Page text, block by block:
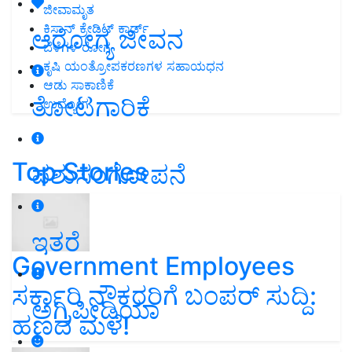
ಆರೋಗ್ಯ ಜೀವನ
ತೋಟಗಾರಿಕೆ
ಪಶುಸಂಗೋಪನೆ
ಇತರೆ
ಅಗ್ರಿಪೀಡಿಯಾ
ಜೀವಾಮೃತ
ಕಿಸಾನ್ ಕ್ರೇಡಿಟ್ ಕಾರ್ಡ್
ಬೆಳೆಗಳ ರೋಗ
ಕೃಷಿ ಯಂತ್ರೋಪಕರಣಗಳ ಸಹಾಯಧನ
ಆಡು ಸಾಕಾಣಿಕೆ
ಉದ್ಯೋಗ
Top Stories
Government Employees
ಸರ್ಕಾರಿ ನೌಕರರಿಗೆ ಬಂಪರ್‌ ಸುದ್ದಿ:
ಹಣದ ಮಳೆ!